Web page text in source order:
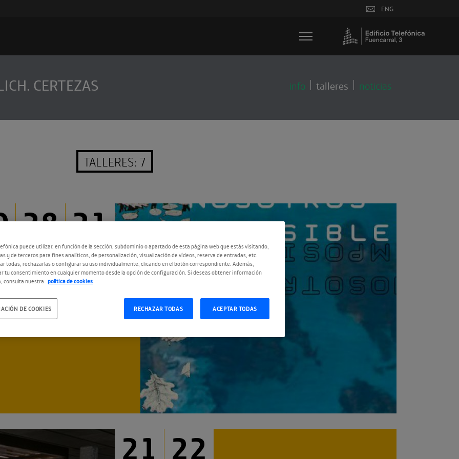
ENG
CERTEZAS info talleres noticias
TALLERES: 7
28
MAR 21
ABR
historia de lo
ha ido cambiando.
21 22
puede utilizar, en función de la sección, subdominio o apartado de esta página web que estás visitando,
y de terceros para fines analíticos, de personalización, visualización de vídeos, reserva de entradas, etc.
todas, rechazarlas o configurar su uso individualmente, clicando en el botón correspondiente. Además,
tu consentimiento en cualquier momento desde la opción de configuración. Si deseas obtener información
consulta nuestra política de cookies
RECHAZAR TODAS ACEPTAR TODAS
DE COOKIES